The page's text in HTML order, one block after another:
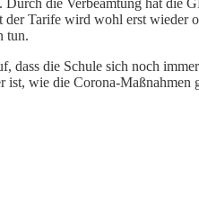
Tarife wird wohl erst wieder
tun.
dass die Schule sich noch
wie die Corona-Maßnahmen